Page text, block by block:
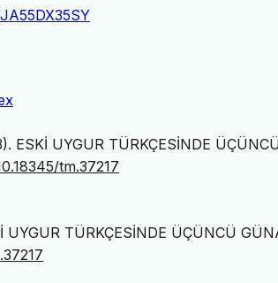
ESKİ UYGUR TÜRKÇESİNDE
tm.37217
UYGUR TÜRKÇESİNDE ÜÇÜNCÜ